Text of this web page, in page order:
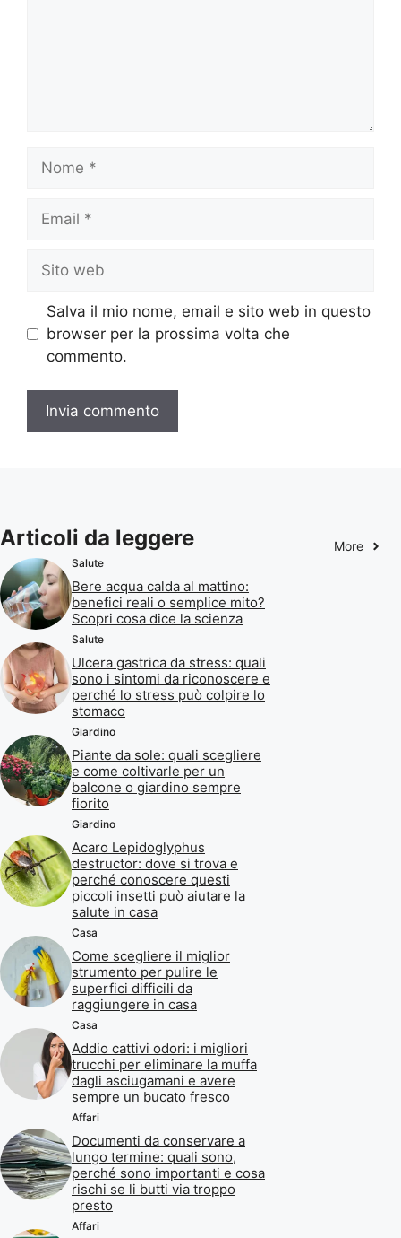
web
Salva il mio nome, email e sito web in questo
browser per la prossima volta che
commento.
Articoli da leggere More
Salute
Bere acqua calda al mattino:
benefici reali o semplice mito?
Scopri cosa dice la scienza
Salute
Ulcera gastrica da stress: quali
sono i sintomi da riconoscere e
perché lo stress può colpire lo
stomaco
Giardino
Piante da sole: quali scegliere
e come coltivarle per un
balcone o giardino sempre
fiorito
Giardino
Acaro Lepidoglyphus
destructor: dove si trova e
perché conoscere questi
piccoli insetti può aiutare la
salute in casa
Casa
Come scegliere il miglior
strumento per pulire le
superfici difficili da
raggiungere in casa
Casa
Addio cattivi odori: i migliori
trucchi per eliminare la muffa
dagli asciugamani e avere
sempre un bucato fresco
Affari
Documenti da conservare a
lungo termine: quali sono,
perché sono importanti e cosa
rischi se li butti via troppo
presto
Affari